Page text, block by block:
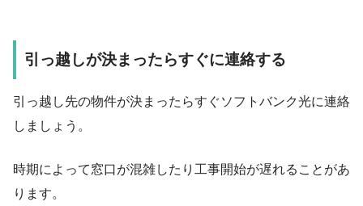
引っ越しが決まったらすぐに連絡する
引っ越し先の物件が決まったらすぐソフトバンク光に連絡
しましょう。
時期によって窓口が混雑したり工事開始が遅れることがあ
ります。